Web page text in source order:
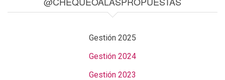
Gestión 2025
Gestión 2024
Gestión 2023